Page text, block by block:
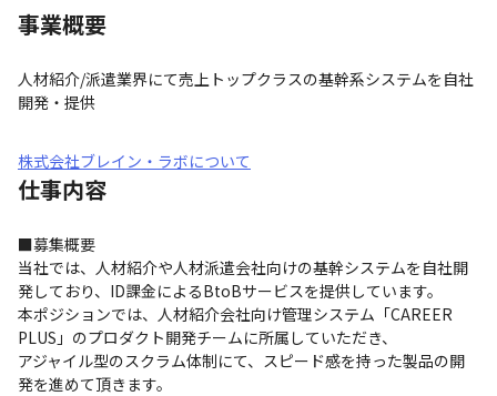
事業概要
人材紹介/派遣業界にて売上トップクラスの基幹系システムを自社
開発・提供
株式会社ブレイン・ラボについて
仕事内容
■募集概要
当社では、人材紹介や人材派遣会社向けの基幹システムを自社開
発しており、ID課金によるBtoBサービスを提供しています。
本ポジションでは、人材紹介会社向け管理システム「CAREER
PLUS」のプロダクト開発チームに所属していただき、
アジャイル型のスクラム体制にて、スピード感を持った製品の開
発を進めて頂きます。